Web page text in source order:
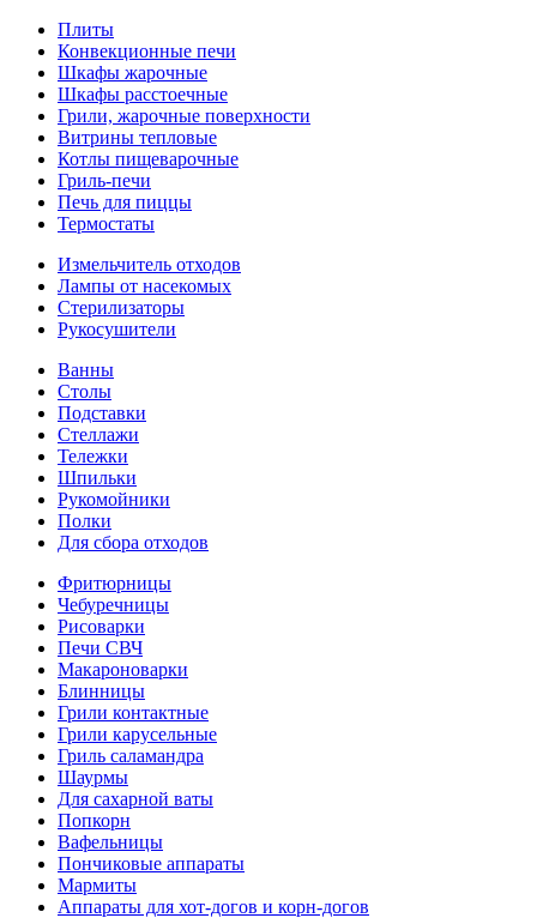
Плиты
Конвекционные печи
Шкафы жарочные
Шкафы расстоечные
Грили, жарочные поверхности
Витрины тепловые
Котлы пищеварочные
Гриль-печи
Печь для пиццы
Термостаты
Измельчитель отходов
Лампы от насекомых
Стерилизаторы
Рукосушители
Ванны
Столы
Подставки
Стеллажи
Тележки
Шпильки
Рукомойники
Полки
Для сбора отходов
Фритюрницы
Чебуречницы
Рисоварки
Печи СВЧ
Макароноварки
Блинницы
Грили контактные
Грили карусельные
Гриль саламандра
Шаурмы
Для сахарной ваты
Попкорн
Вафельницы
Пончиковые аппараты
Мармиты
Аппараты для хот-догов и корн-догов